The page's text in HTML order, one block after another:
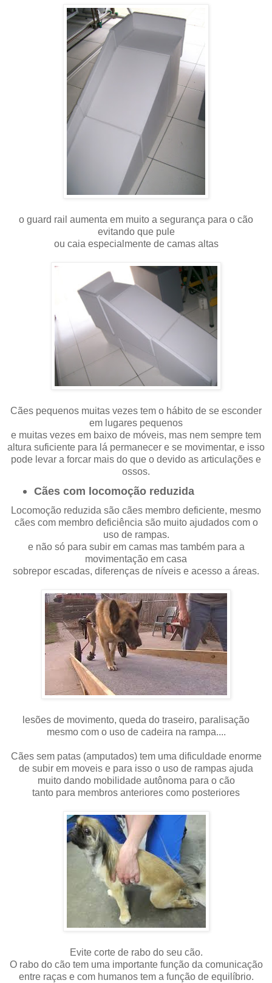
o guard rail aumenta em muito a segurança para o cão
evitando que pule
ou caia especialmente de camas altas
Cães pequenos muitas vezes tem o hábito de se esconder
em lugares pequenos
e muitas vezes em baixo de móveis, mas nem sempre tem
altura suficiente para lá permanecer e se movimentar, e isso
pode levar a forcar mais do que o devido as articulações e
ossos.
Cães com locomoção reduzida
Locomoção reduzida são cães membro deficiente, mesmo
cães com membro deficiência são muito ajudados com o
uso de rampas.
e não só para subir em camas mas também para a
movimentação em casa
sobrepor escadas, diferenças de níveis e acesso a áreas.
lesões de movimento, queda do traseiro, paralisação
mesmo com o uso de cadeira na rampa....
Cães sem patas (amputados) tem uma dificuldade enorme
de subir em moveis e para isso o uso de rampas ajuda
muito dando mobilidade autônoma para o cão
tanto para membros anteriores como posteriores
Evite corte de rabo do seu cão.
O rabo do cão tem uma importante função da comunicação
entre raças e com humanos tem a função de equilíbrio.